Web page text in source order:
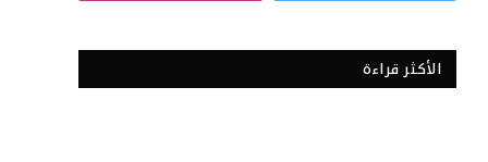
الأكثر قراءة